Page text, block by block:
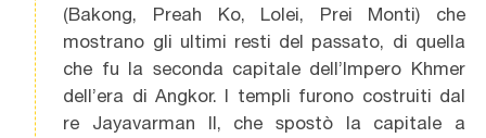
(Bakong, Preah Ko, Lolei, Prei Monti) che
mostrano gli ultimi resti del passato, di quella
che fu la seconda capitale dell’Impero Khmer
dell’era di Angkor. I templi furono costruiti dal
re Jayavarman Il, che spostò la capitale a